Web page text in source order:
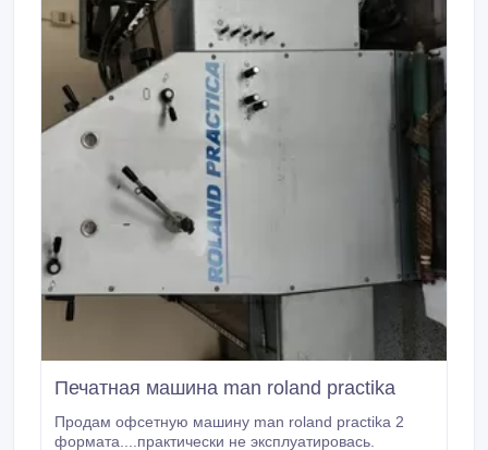
Печатная машина man roland practika
Продам офсетную машину man roland practika 2
формата....практически не эксплуатировась.